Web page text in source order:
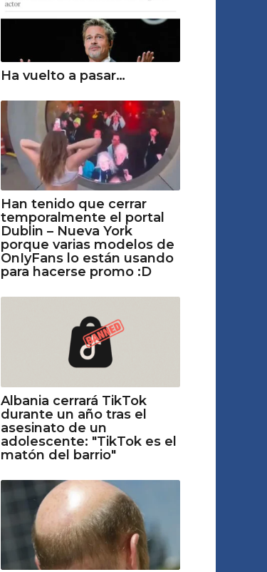
Ha vuelto a pasar…
Han tenido que cerrar
temporalmente el portal
Dublin – Nueva York
porque varias modelos de
OnIyFans lo están usando
para hacerse promo :D
Albania cerrará TikTok
durante un año tras el
asesinato de un
adolescente: "TikTok es el
matón del barrio"